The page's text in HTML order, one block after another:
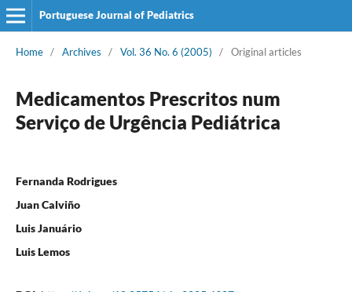
Portuguese Journal of Pediatrics
Home / Archives / Vol. 36 No. 6 (2005) / Original articles
Medicamentos Prescritos num
Serviço de Urgência Pediátrica
Fernanda Rodrigues
Juan Calviño
Luis Januário
Luis Lemos